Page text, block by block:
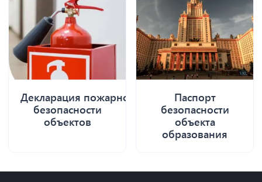
Декларация пожарной
безопасности
объектов
Паспорт
безопасности
объекта
образования